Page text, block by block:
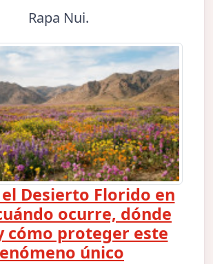
Rapa Nui.
el Desierto Florido en
ocurre, dónde
cómo proteger este
único